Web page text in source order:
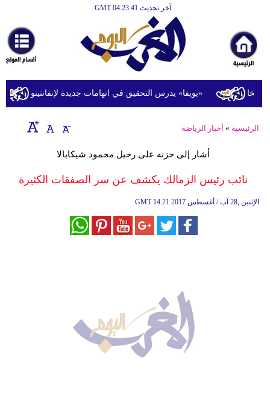
آخر تحديث GMT 04:23:41
أخبارعاجلة
رياضة
ثقافة
إقتصاد
أزياء
«يويفا» يدرس التحقيق في اتهامات جديدة لإنفانتينو
الرئيسية » أخبار الرياضة
أشار إلى حزنه على رحيل محمود شيكابالا
نائب رئيس الزمالك يكشف عن سر الصفقات الكثيرة
GMT 14:21 2017 الإثنين ,28 آب / أغسطس